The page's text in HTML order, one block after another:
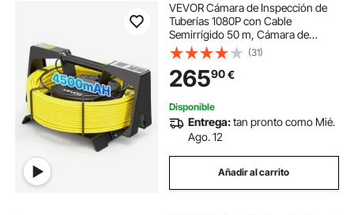
VEVOR Cámara de Inspección de
Tuberías 1080P con Cable
Semirrígido 50 m, Cámara de
Inspección Endoscópica, 12 Luces
LED de 3 Niveles, Batería 4500
mAh, WiFi Inalámbrica para
Alcantarillado Fontanería
(31)
26590€
Disponible
Entrega:tan pronto como Mié.
Ago. 12
Añadir al carrito